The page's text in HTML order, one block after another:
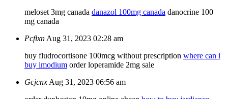
meloset 3mg canada danazol 100mg canada danocrine 100
mg canada
Pcflxn Aug 31, 2023 02:28 am
buy fludrocortisone 100mcg without prescription where can i
buy imodium order loperamide 2mg sale
Gcjcnx Aug 31, 2023 06:56 am